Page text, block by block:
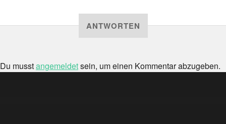
ANTWORTEN
Du musstangemeldetsein, um einen Kommentar abzugeben.